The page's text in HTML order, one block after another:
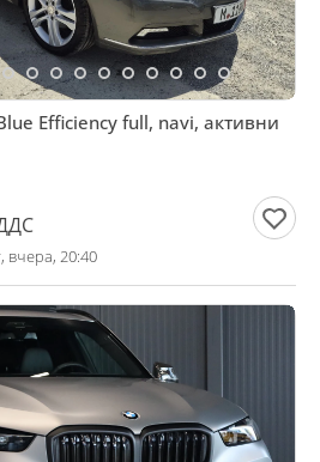
Efficiency full, navi, активни
вчера, 20:40